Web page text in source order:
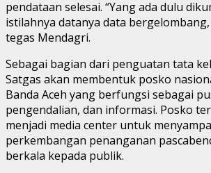
pendataan selesai. “Yang ada dulu
istilahnya datanya data
tegas Mendagri.
Sebagai bagian dari penguatan tata
Satgas akan membentuk posko
Banda Aceh yang berfungsi sebagai
pengendalian, dan informasi. Posko
menjadi media center untuk
perkembangan penanganan
berkala kepada publik.